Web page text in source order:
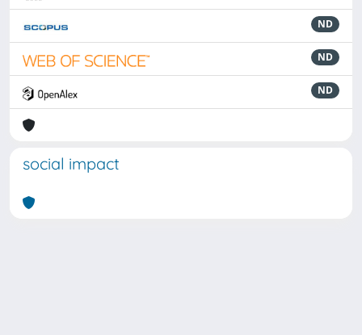
ND
ND
ND
social impact